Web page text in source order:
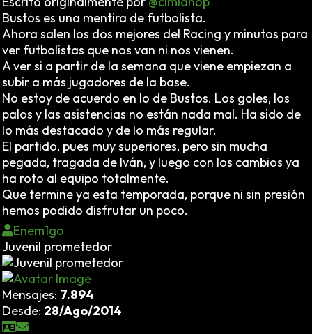
Bustos es una mentira de futbolista.
Ahora salen los dos mejores del Racing y minutos para
ver futbolistas que nos van ni nos vienen.
A ver si a partir de la semana que viene empiezan a
subir a más jugadores de la base.
No estoy de acuerdo en lo de Bustos. Los goles, los
palos y las asistencias no están nada mal. Ha sido de
lo más destacado y de lo más regular.
El partido, pues muy superiores, pero sin mucha
pegada, tragada de Iván, y luego con los cambios ya
ha roto al equipo totalmente.
Que termine ya esta temporada, porque ni sin presión
hemos podido disfrutar un poco.
Enem1go
Juvenil prometedor
Mensajes: 7.894
Desde: 28/Ago/2014